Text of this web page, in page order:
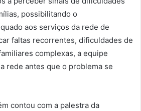
possibilitando o
aos serviços da rede de
faltas recorrentes, dificuldades de
complexas, a equipe
rede antes que o problema se
contou com a palestra da